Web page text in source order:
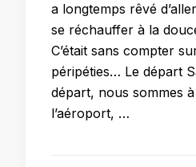
a longtemps rêvé
se réchauffer à la
C’était sans compter
péripéties… Le départ
départ, nous sommes à
l’aéroport, …